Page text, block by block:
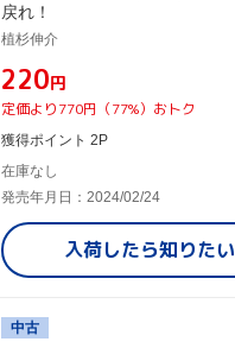
戻れ！
植杉伸介
¥220円
定価より770円（77%）おトク
獲得ポイント 2P
在庫なし
発売年月日：2024/02/24
入荷したら知りたい
中古